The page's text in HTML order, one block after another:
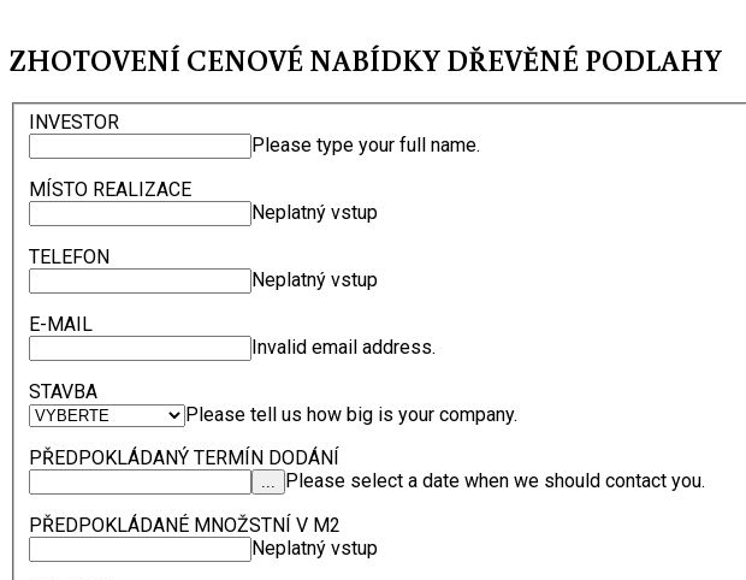
ZHOTOVENÍ CENOVÉ NABÍDKY DŘEVĚNÉ PODLAHY
INVESTOR
Please type your full name.
MÍSTO REALIZACE
Neplatný vstup
TELEFON
Neplatný vstup
E-MAIL
Invalid email address.
STAVBA
Please tell us how big is your company.
PŘEDPOKLÁDANÝ TERMÍN DODÁNÍ
Please select a date when we should contact you.
PŘEDPOKLÁDANÉ MNOŽSTNÍ V M2
Neplatný vstup